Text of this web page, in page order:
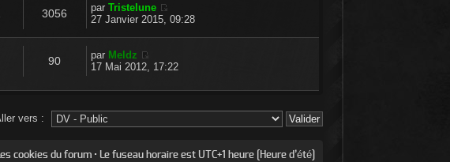
3056 parTristelune
27 Janvier 2015, 09:28
90 par Meldz
17 Mai 2012, 17:22
vers :
cookies du forum• Le fuseau horaire est UTC+1 heure [Heure d’été]